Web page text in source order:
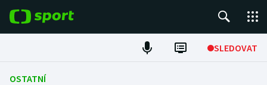
SLEDOVAT
Fotbal
OSTATNÍ